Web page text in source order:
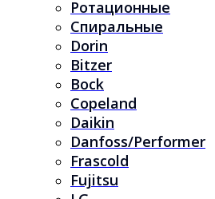
Ротационные
Спиральные
Dorin
Bitzer
Bock
Copeland
Daikin
Danfoss/Performer
Frascold
Fujitsu